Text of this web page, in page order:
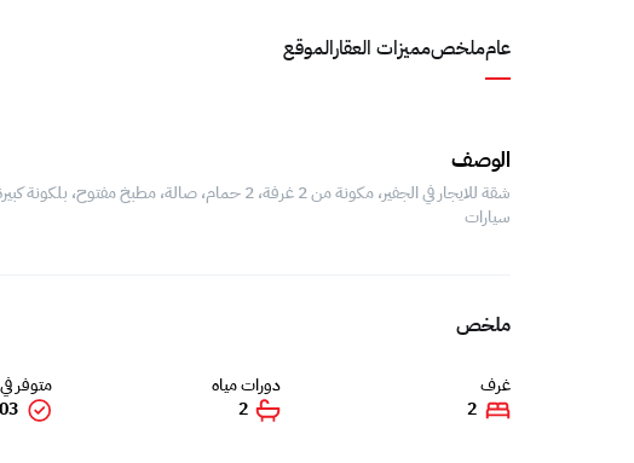
عامملخصمميزات العقارالموقع
الوصف
سيارات
ملخص
غرف
2
دورات مياه
2
متوفر في